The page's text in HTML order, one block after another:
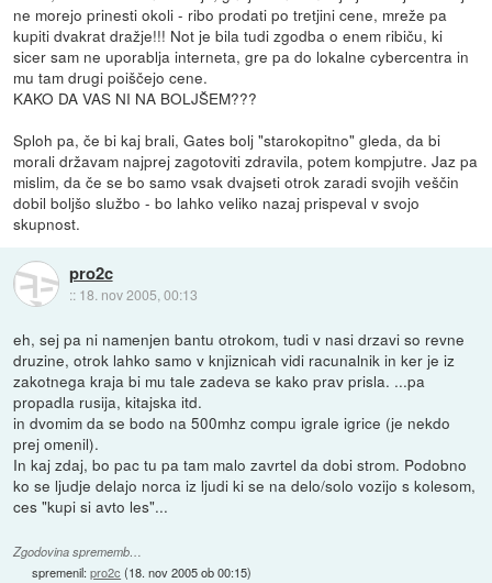
ne morejo prinesti okoli - ribo prodati po tretjini cene, mreže pa
kupiti dvakrat dražje!!! Not je bila tudi zgodba o enem ribiču, ki
sicer sam ne uporablja interneta, gre pa do lokalne cybercentra in
mu tam drugi poiščejo cene.
KAKO DA VAS NI NA BOLJŠEM???
Sploh pa, če bi kaj brali, Gates bolj "starokopitno" gleda, da bi
morali državam najprej zagotoviti zdravila, potem kompjutre. Jaz pa
mislim, da če se bo samo vsak dvajseti otrok zaradi svojih veščin
dobil boljšo službo - bo lahko veliko nazaj prispeval v svojo
skupnost.
pro2c
:: 18. nov 2005, 00:13
eh, sej pa ni namenjen bantu otrokom, tudi v nasi drzavi so revne
druzine, otrok lahko samo v knjiznicah vidi racunalnik in ker je iz
zakotnega kraja bi mu tale zadeva se kako prav prisla. ...pa
propadla rusija, kitajska itd.
in dvomim da se bodo na 500mhz compu igrale igrice (je nekdo
prej omenil).
In kaj zdaj, bo pac tu pa tam malo zavrtel da dobi strom. Podobno
ko se ljudje delajo norca iz ljudi ki se na delo/solo vozijo s kolesom,
ces "kupi si avto les"...
Zgodovina sprememb…
spremenil:pro2c (18. nov 2005 ob 00:15)